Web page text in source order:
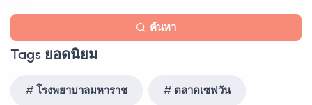
ค้นหา
Tags ยอดนิยม
โรงพยาบาลมหาราช ตลาดเซฟวัน